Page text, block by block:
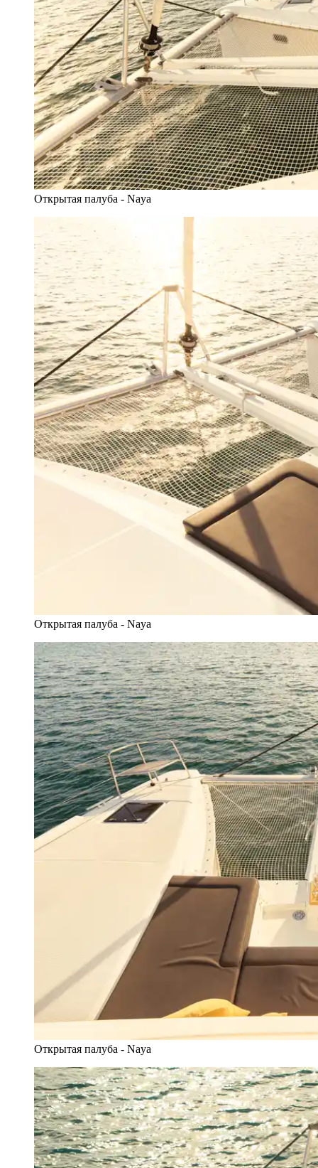
Открытая палуба - Naya
Открытая палуба - Naya
Открытая палуба - Naya